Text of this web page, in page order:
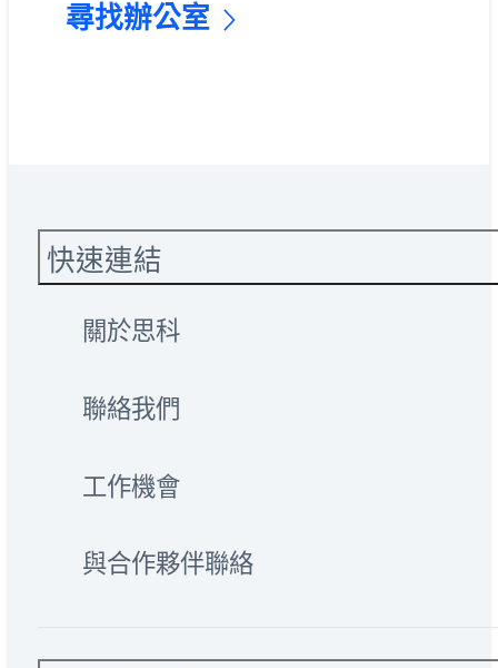
尋找辦公室
快速連結
關於思科
聯絡我們
工作機會
與合作夥伴聯絡